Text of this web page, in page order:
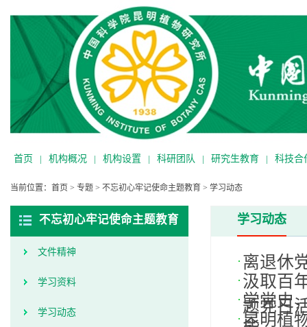
首页 | 机构概况 | 机构设置 | 科研团队 | 研究生教育 | 科技合
当前位置： 首页 > 专题 > 不忘初心牢记使命主题教育 > 学习动态
不忘初心牢记使命主题教育
文件精神
学习资料
学习动态
学习动态
离退休
汲取百
题党日
学党史
昆明植